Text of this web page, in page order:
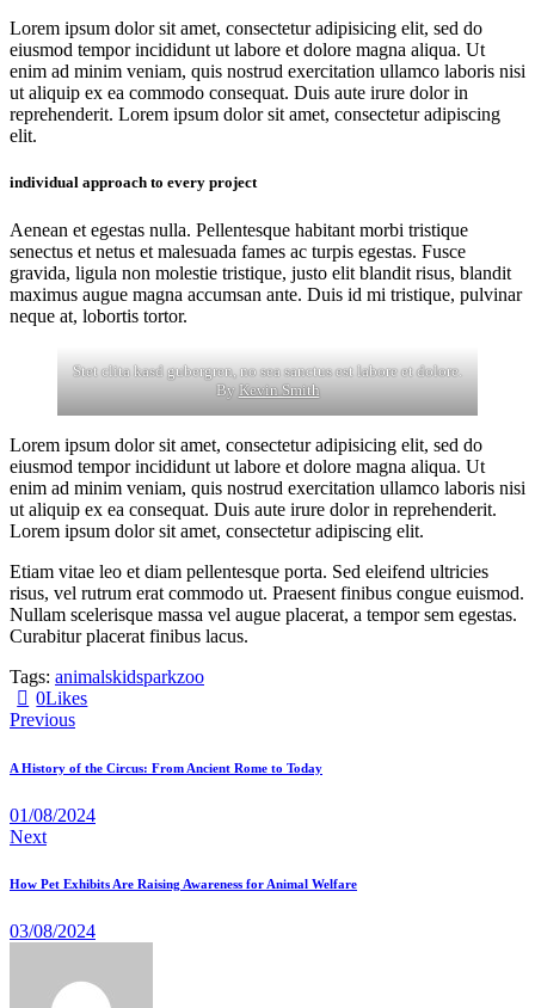
Lorem ipsum dolor sit amet, consectetur adipisicing elit, sed do
eiusmod tempor incididunt ut labore et dolore magna aliqua. Ut
enim ad minim veniam, quis nostrud exercitation ullamco laboris nisi
ut aliquip ex ea commodo consequat. Duis aute irure dolor in
reprehenderit. Lorem ipsum dolor sit amet, consectetur adipiscing
elit.
individual approach to every project
Aenean et egestas nulla. Pellentesque habitant morbi tristique
senectus et netus et malesuada fames ac turpis egestas. Fusce
gravida, ligula non molestie tristique, justo elit blandit risus, blandit
maximus augue magna accumsan ante. Duis id mi tristique, pulvinar
neque at, lobortis tortor.
Stet clita kasd gubergren, no sea sanctus est labore et dolore.
By Kevin Smith
Lorem ipsum dolor sit amet, consectetur adipisicing elit, sed do
eiusmod tempor incididunt ut labore et dolore magna aliqua. Ut
enim ad minim veniam, quis nostrud exercitation ullamco laboris nisi
ut aliquip ex ea consequat. Duis aute irure dolor in reprehenderit.
Lorem ipsum dolor sit amet, consectetur adipiscing elit.
Etiam vitae leo et diam pellentesque porta. Sed eleifend ultricies
risus, vel rutrum erat commodo ut. Praesent finibus congue euismod.
Nullam scelerisque massa vel augue placerat, a tempor sem egestas.
Curabitur placerat finibus lacus.
Tags: animalskidsparkzoo
0Likes
Previous
A History of the Circus: From Ancient Rome to Today
01/08/2024
Next
How Pet Exhibits Are Raising Awareness for Animal Welfare
03/08/2024